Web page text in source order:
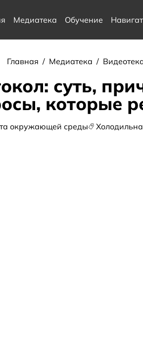
Медиатека Обучение
Главная / Медиатека /
суть,
которые
окружающей среды